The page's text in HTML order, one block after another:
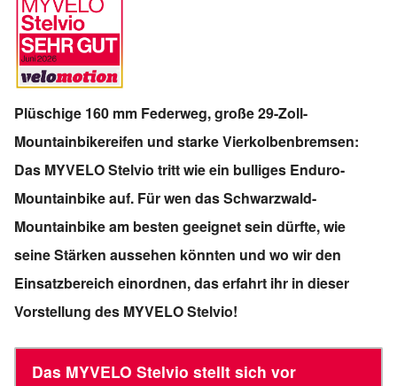
Plüschige 160 mm Federweg, große 29-Zoll-
Mountainbikereifen und starke Vierkolbenbremsen:
Das MYVELO Stelvio tritt wie ein bulliges Enduro-
Mountainbike auf. Für wen das Schwarzwald-
Mountainbike am besten geeignet sein dürfte, wie
seine Stärken aussehen könnten und wo wir den
Einsatzbereich einordnen, das erfahrt ihr in dieser
Vorstellung des MYVELO Stelvio!
Das MYVELO Stelvio stellt sich vor